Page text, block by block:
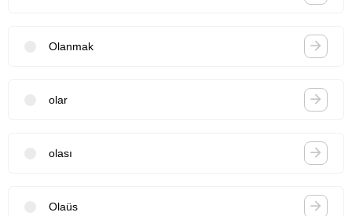
Olanmak
olar
olası
Olaüs